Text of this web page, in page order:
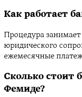
Как работает
Процедура
юридического
ежемесячные
Сколько стоит
Фемиде?